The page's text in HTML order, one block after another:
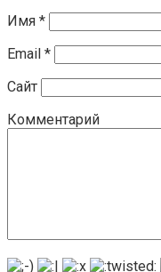
Имя *
Email *
Сайт
Комментарий